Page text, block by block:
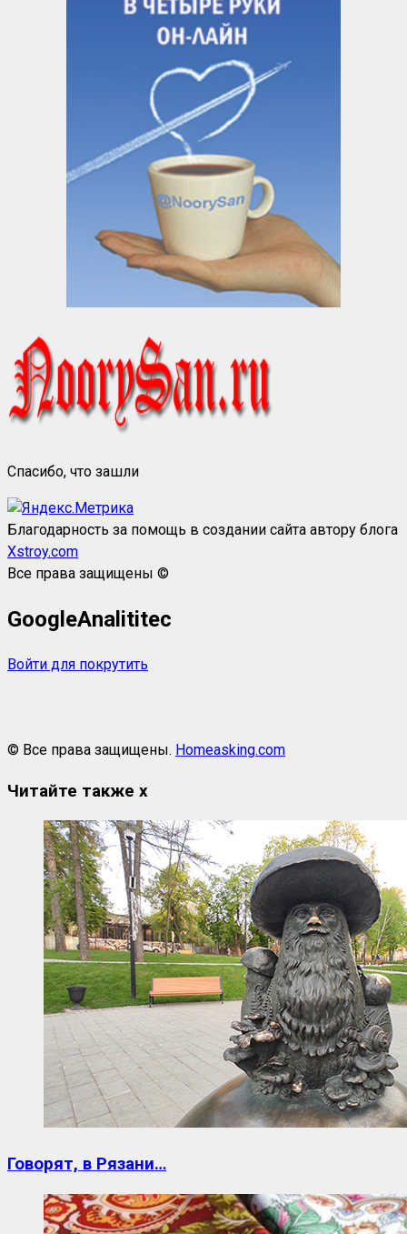
Спасибо, что зашли
Благодарность за помощь в создании сайта автору блога
Xstroy.com
Все права защищены ©
GoogleAnalititec
Войти для покрутить
© Все права защищены. Homeasking.com
Читайте также x
Говорят, в Рязани…